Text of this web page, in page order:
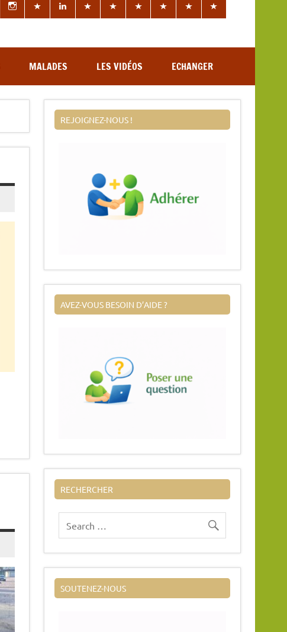
MALADES LES VIDÉOS ECHANGER
REJOIGNEZ-NOUS !
AVEZ-VOUS BESOIN D’AIDE ?
RECHERCHER
SOUTENEZ-NOUS